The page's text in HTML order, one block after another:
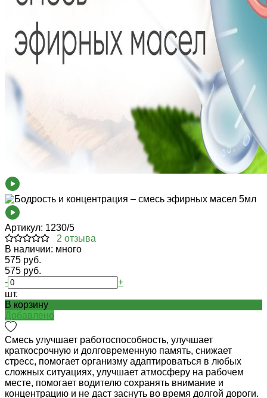
Артикул: 1230/5
2 отзыва
В наличии: много
575 руб.
575 руб.
-
+
шт.
В корзину
Добавлено
Смесь улучшает работоспособность, улучшает
краткосрочную и долговременную память, снижает
стресс, помогает организму адаптироваться в любых
сложных ситуациях, улучшает атмосферу на рабочем
месте, помогает водителю сохранять внимание и
концентрацию и не даст заснуть во время долгой дороги.